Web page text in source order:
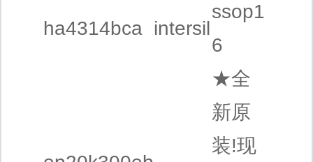
ha4314bca intersil
ssop1
6
★全
新原
装!现